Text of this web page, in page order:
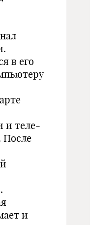
в егo
и теле-
После
и